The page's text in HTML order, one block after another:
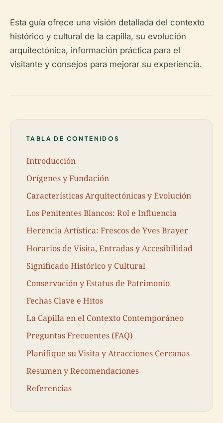
Esta guía ofrece una visión detallada del contexto
histórico y cultural de la capilla, su evolución
arquitectónica, información práctica para el
visitante y consejos para mejorar su experiencia.
TABLA DE CONTENIDOS
Introducción
Orígenes y Fundación
Características Arquitectónicas y Evolución
Los Penitentes Blancos: Rol e Influencia
Herencia Artística: Frescos de Yves Brayer
Horarios de Visita, Entradas y Accesibilidad
Significado Histórico y Cultural
Conservación y Estatus de Patrimonio
Fechas Clave e Hitos
La Capilla en el Contexto Contemporáneo
Preguntas Frecuentes (FAQ)
Planifique su Visita y Atracciones Cercanas
Resumen y Recomendaciones
Referencias